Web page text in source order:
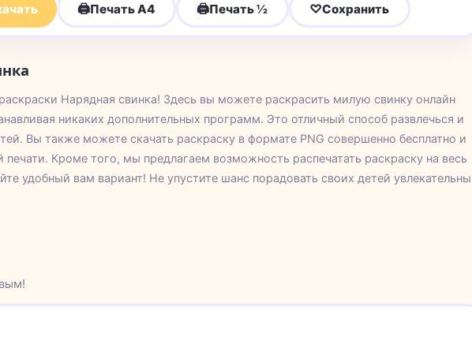
🖨Печать A4 🖨Печать ½ ♡Сохранить
Нарядная свинка! Здесь вы можете раскрасить милую свинку онлайн
никаких дополнительных программ. Это отличный способ развлечься и
Вы также можете скачать раскраску в формате PNG совершенно бесплатно и
печати. Кроме того, мы предлагаем возможность распечатать раскраску на весь
удобный вам вариант! Не упустите шанс порадовать своих детей